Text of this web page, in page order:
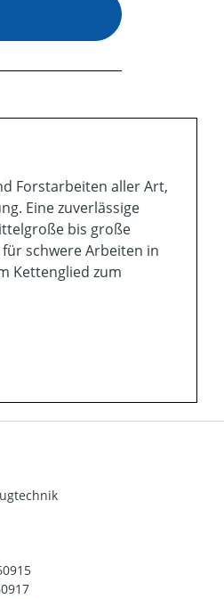
Forstarbeiten aller Art,
Eine zuverlässige
bis große
schwere Arbeiten in
Kettenglied zum